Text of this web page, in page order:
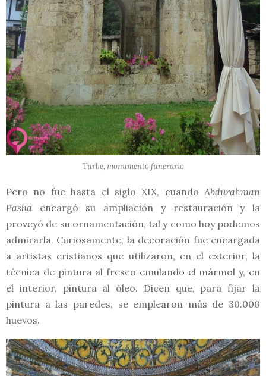
Turbe, monumento funerario
Pero no fue hasta el siglo XIX, cuando Abdurahman
Pasha encargó su ampliación y restauración y la
proveyó de su ornamentación, tal y como hoy podemos
admirarla. Curiosamente, la decoración fue encargada
a artistas cristianos que utilizaron, en el exterior, la
técnica de pintura al fresco emulando el mármol y, en
el interior, pintura al óleo. Dicen que, para fijar la
pintura a las paredes, se emplearon más de 30.000
huevos.